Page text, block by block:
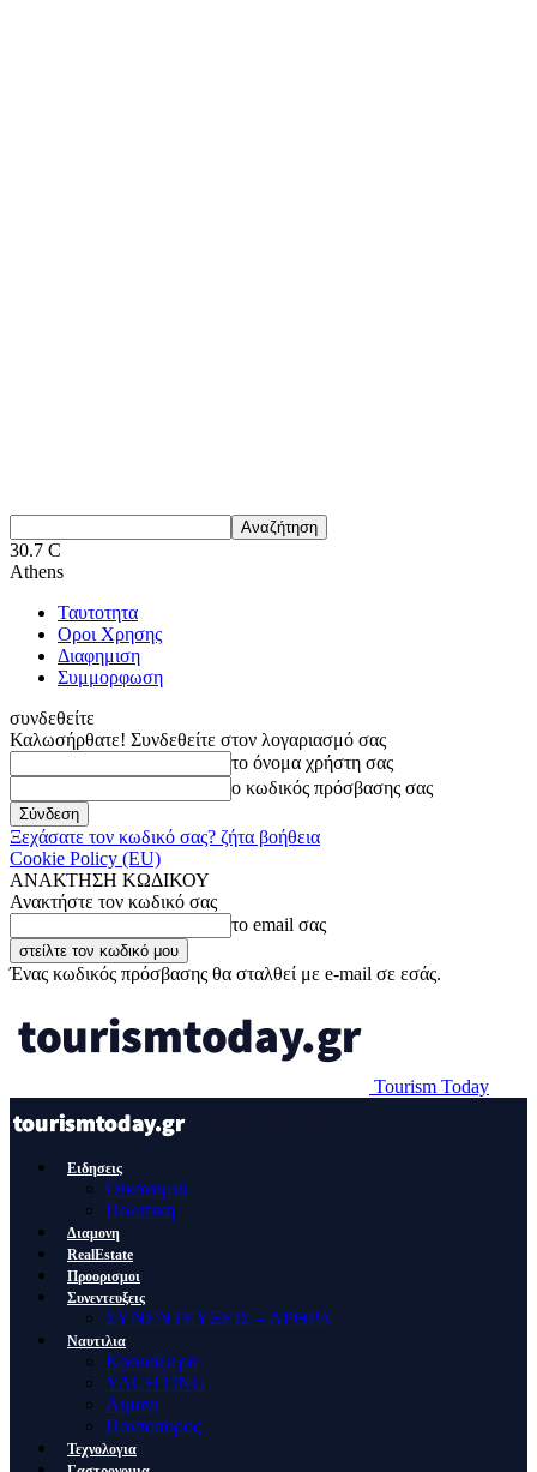
30.7 C
Athens
Ταυτοτητα
Οροι Χρησης
Διαφημιση
Συμμορφωση
συνδεθείτε
Καλωσήρθατε! Συνδεθείτε στον λογαριασμό σας
το όνομα χρήστη σας
ο κωδικός πρόσβασης σας
Ξεχάσατε τον κωδικό σας? ζήτα βοήθεια
Cookie Policy (EU)
ΑΝΑΚΤΗΣΗ ΚΩΔΙΚΟΥ
Ανακτήστε τον κωδικό σας
το email σας
Ένας κωδικός πρόσβασης θα σταλθεί με e-mail σε εσάς.
Tourism Today
Ειδησεις
Οικονομια
Πολιτικη
Διαμονη
RealEstate
Προορισμοι
Συνεντευξεις
ΣΥΝΕΝΤΕΥΞΕΙΣ – ΑΡΘΡΑ
Ναυτιλια
Κρουαζιερα
YACHTING
Λιμανι
Ποντοπορος
Τεχνολογια